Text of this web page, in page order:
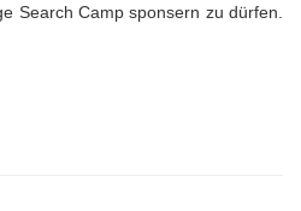
Search Camp sponsern zu dürfen.